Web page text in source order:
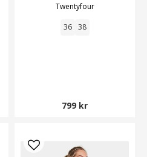
Twentyfour
36 38
799 kr